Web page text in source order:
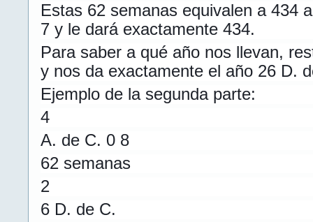
Estas 62 semanas equivalen a 434
7 y le dará exactamente 434.
Para saber a qué año nos llevan,
y nos da exactamente el año 26 D.
Ejemplo de la segunda parte:
4
A. de C. 0 8
62 semanas
2
6 D. de C.